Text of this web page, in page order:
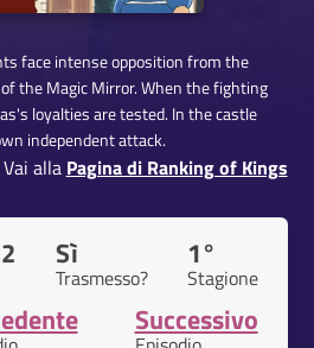
face intense opposition from the
the Magic Mirror. When the fighting
loyalties are tested. In the castle
independent attack.
Vai alla Pagina di Ranking of Kings
Sì
Trasmesso?
1°
Stagione
Successivo